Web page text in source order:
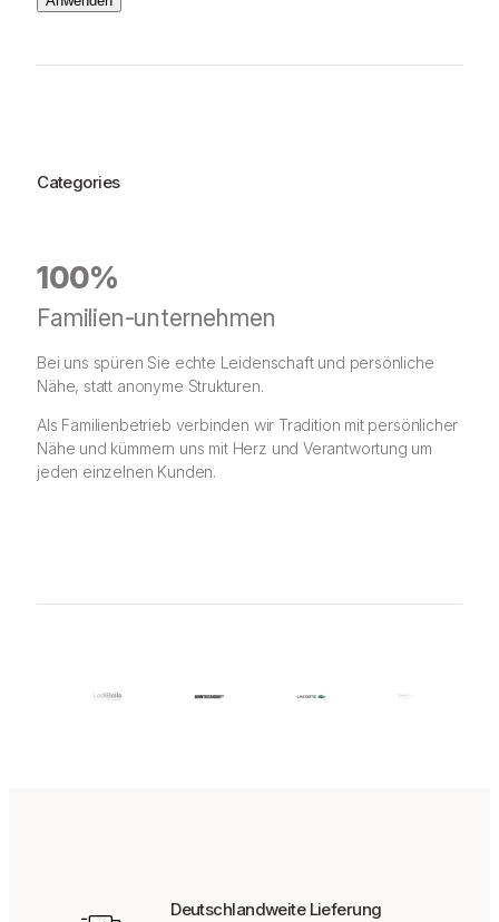
Categories
100%
Familien-unternehmen
Bei uns spüren Sie echte Leidenschaft und persönliche
Nähe, statt anonyme Strukturen.
Als Familienbetrieb verbinden wir Tradition mit persönlicher
Nähe und kümmern uns mit Herz und Verantwortung um
jeden einzelnen Kunden.
Deutschlandweite Lieferung